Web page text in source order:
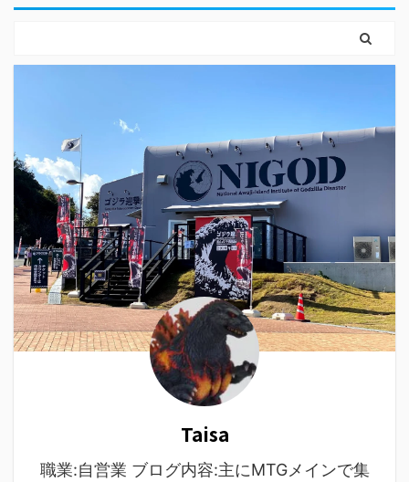
Taisa
職業:自営業 ブログ内容:主にMTGメインで集